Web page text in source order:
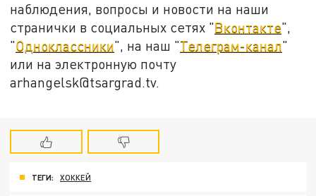
наблюдения, вопросы и новости на наши
странички в социальных сетях "Вконтакте",
"Одноклассники", на наш "Телеграм-канал"
или на электронную почту
arhangelsk@tsargrad.tv.
ТЕГИ: ХОККЕЙ